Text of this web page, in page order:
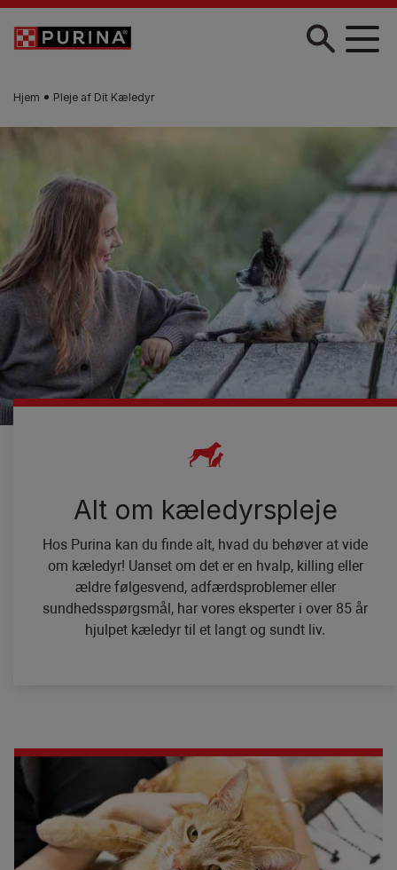
Gå til hovedindhold
Hjem Pleje af Dit Kæledyr
Alt om kæledyrspleje
Hos Purina kan du finde alt, hvad du behøver at vide
om kæledyr! Uanset om det er en hvalp, killing eller
ældre følgesvend, adfærdsproblemer eller
sundhedsspørgsmål, har vores eksperter i over 85 år
hjulpet kæledyr til et langt og sundt liv.